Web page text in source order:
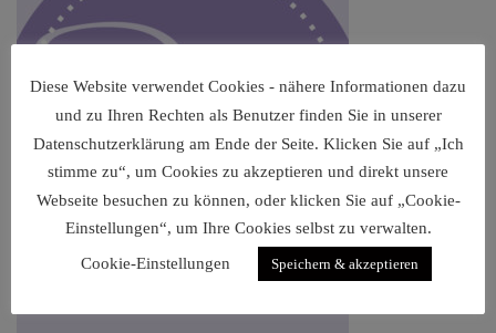
Diese Website verwendet Cookies - nähere Informationen dazu
und zu Ihren Rechten als Benutzer finden Sie in unserer
Datenschutzerklärung am Ende der Seite. Klicken Sie auf „Ich
stimme zu“, um Cookies zu akzeptieren und direkt unsere
Webseite besuchen zu können, oder klicken Sie auf „Cookie-
Einstellungen“, um Ihre Cookies selbst zu verwalten.
Cookie-Einstellungen
Speichern & akzeptieren